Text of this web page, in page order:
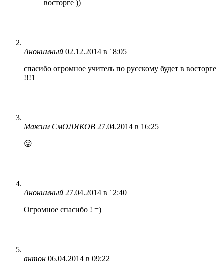
восторге ))
Анонимный 02.12.2014 в 18:05
спасибо огромное учитель по русскому будет в восторге
!!!1
Максим СмОЛЯКОВ 27.04.2014 в 16:25
😛
Анонимный 27.04.2014 в 12:40
Огромное спасибо ! =)
антон 06.04.2014 в 09:22